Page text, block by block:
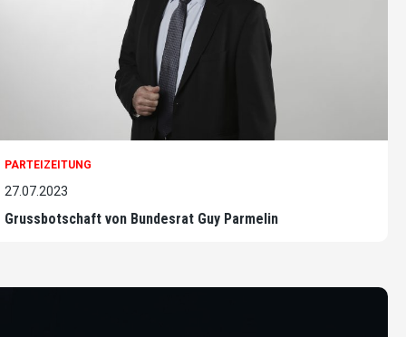
PARTEIZEITUNG
27.07.2023
Grussbotschaft von Bundesrat Guy Parmelin